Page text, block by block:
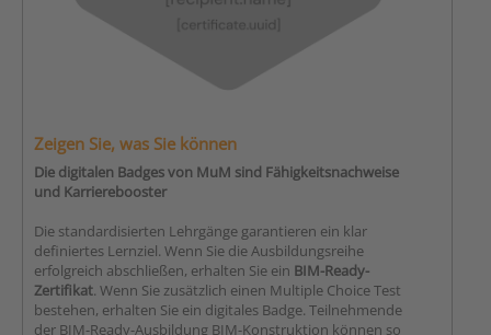
Zeigen Sie, was Sie können
Die digitalen Badges von MuM sind Fähigkeitsnachweise
und Karrierebooster
Die standardisierten Lehrgänge garantieren ein klar
definiertes Lernziel. Wenn Sie die Ausbildungsreihe
erfolgreich abschließen, erhalten Sie ein BIM-Ready-
Zertifikat. Wenn Sie zusätzlich einen Multiple Choice Test
bestehen, erhalten Sie ein digitales Badge. Teilnehmende
der BIM-Ready-Ausbildung BIM-Konstruktion können so